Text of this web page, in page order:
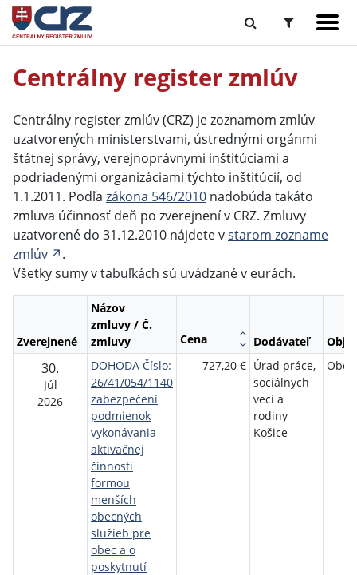
Centrálny register zmlúv
Centrálny register zmlúv (CRZ) je zoznamom zmlúv
uzatvorených ministerstvami, ústrednými orgánmi
štátnej správy, verejnoprávnymi inštitúciami a
podriadenými organizáciami týchto inštitúcií, od
1.1.2011. Podľa zákona 546/2010 nadobúda takáto
zmluva účinnosť deň po zverejnení v CRZ. Zmluvy
uzatvorené do 31.12.2010 nájdete vstarom zozname
zmlúv
.
Všetky sumy v tabuľkách sú uvádzané v eurách.
Zverejnené
Názov
zmluvy / Č.
zmluvy
Cena Dodávateľ
30.
Júl
2026
DOHODA Číslo:
26/41/054/1140
zabezpečení
podmienok
vykonávania
aktivačnej
činnosti
formou
menších
obecných
služieb pre
obec a o
poskytnutí
727,20 € Úrad práce,
sociálnych
vecí a
rodiny
Košice
Obec